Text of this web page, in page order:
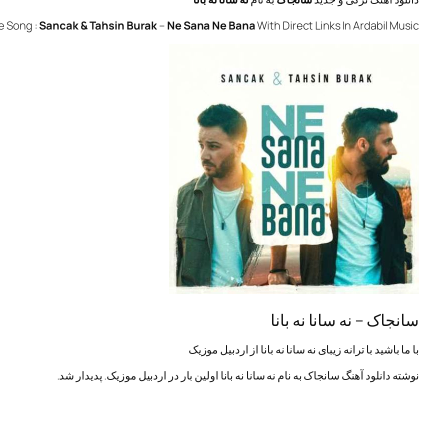
Song :Sancak & Tahsin Burak– Ne Sana Ne BanaWith Direct Links In Ardabil Music
سانجاک – نه سانا نه بانا
با ما باشید با ترانه زیبای نه سانا نه بانا از اردبیل موزیک
نوشته دانلود آهنگ سانجاک به نام نه سانا نه بانا اولین بار در اردبیل موزیک. پدیدار شد.